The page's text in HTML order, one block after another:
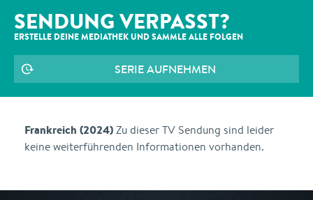
SENDUNG VERPASST?
ERSTELLE DEINE MEDIATHEK UND SAMMLE ALLE FOLGEN
SERIE AUFNEHMEN
Frankreich (2024)Zu dieser TV Sendung sind leider
keine weiterführenden Informationen vorhanden.